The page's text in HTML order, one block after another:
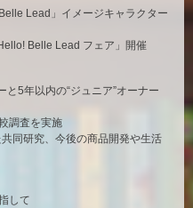
Lead」イメージキャラクター
Belle Lead フェア」開催
と5年以内の“ジュニア”オーナー
調査を実施
同研究、今後の商品開発や生活
して